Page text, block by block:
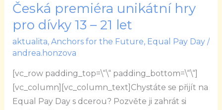
Česká premiéra unikátní hry
pro dívky 13 – 21 let
aktualita, Anchors for the Future, Equal Pay Day/
andrea.honzova
[vc_row padding_top=\“\“ padding_bottom=\“\“]
[vc_column][vc_column_text]Chystáte se přijít na
Equal Pay Day s dcerou? Pozvěte ji zahrát si
Česká
premiéra
unikátní
dívky
13
–